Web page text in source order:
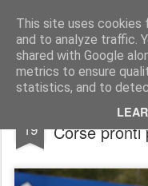
This site uses cookies
and to analyze traffic.
shared with Google
metrics to ensure
statistics, and to
AutoMotoCorse.
19
Le Mans
Corse pronti